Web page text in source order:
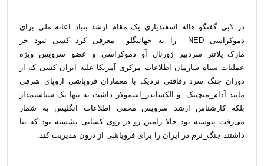
در لابی گفتگو هاله_اسفندیاری یک مقام ارشد بنیاد اعانه ملی برای
دموکراسی NED را به جهانبگلو معرفی کرد کسی نبود جز
مارک_پلاتنر سردبیر ژورنال آو دموکراسی و عضو سرویس ویژه
عملیات سیاه سازمان اطلاعات مرکزی آمریکا علیه ایران کسی که از
دوران جنگ سرد رفاقتی نزدیک با معماران فروپاشی اروپای شرقی
مانند آدام_میچنیک و الکساندر_اسمولار داشت نه تنها یک سیاستمدار
بلکه کارشناس ارشد سرویس مخفی اطلاعات انگلیس به شمار
می‌رفت پیوسته بود حالا رامین رو در روی کسانی نشسته بود که بنا
داشتند جنگ_نرم در ایران را برای فروپاشی از درون مدیریت کند.